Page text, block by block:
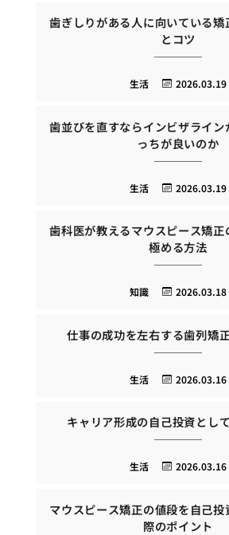
歯ぎしりがある人に向いている
とコツ
2026.03.19
生活
歯並びを直すならインビザライ
っちが良いのか
2026.03.19
生活
歯科医が教えるマウスピース矯
極める方法
2026.03.18
知識
仕事の成功を左右する歯列矯
2026.03.16
生活
キャリア形成の自己投資とし
2026.03.16
生活
マウスピース矯正の値段を自己投
際のポイント